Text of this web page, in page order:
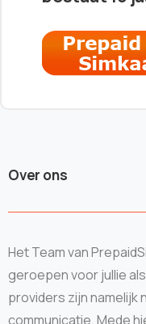
Over ons
Het Team van
geroepen voor jullie
providers zijn namelijk
communicatie. Mede